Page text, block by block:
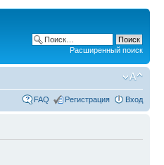
Расширенный поиск
FAQ Регистрация Вход